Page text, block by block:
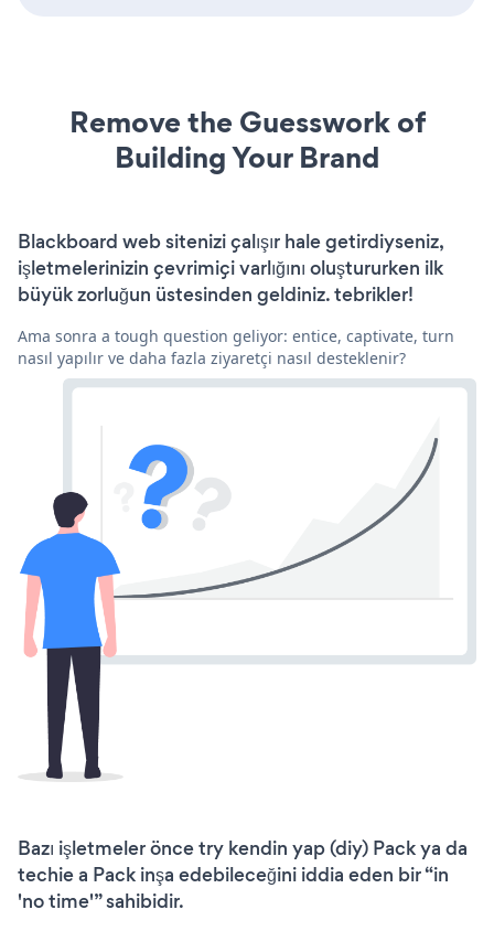
Remove the Guesswork of
Building Your Brand
Blackboard web sitenizi çalışır hale getirdiyseniz,
işletmelerinizin çevrimiçi varlığını oluştururken ilk
büyük zorluğun üstesinden geldiniz. tebrikler!
Ama sonra a tough question geliyor: entice, captivate, turn
nasıl yapılır ve daha fazla ziyaretçi nasıl desteklenir?
Bazı işletmeler önce try kendin yap (diy) Pack ya da
techie a Pack inşa edebileceğini iddia eden bir “in
'no time'” sahibidir.